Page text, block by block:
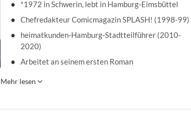
*1972 in Schwerin, lebt in Hamburg-Eimsbüttel
Chefredakteur Comicmagazin SPLASH! (1998-99)
heimatkunden-Hamburg-Stadtteilführer (2010-
2020)
Arbeitet an seinem ersten Roman
Mehr lesen